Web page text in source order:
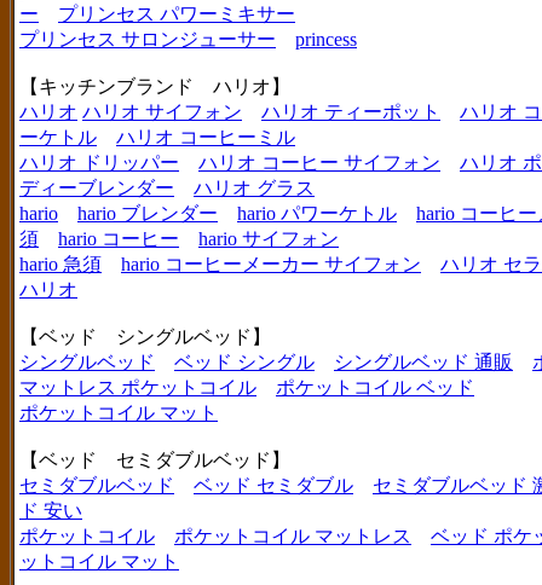
ー
プリンセス パワーミキサー
プリンセス サロンジューサー
princess
【キッチンブランド ハリオ】
ハリオ ハリオ サイフォン ハリオ ティーポット
ハリオ
ーケトル
ハリオ コーヒーミル
ハリオ ドリッパー
ハリオ コーヒー サイフォン
ハリオ
ディーブレンダー
ハリオ グラス
hario
hario ブレンダー hario パワーケトル
hario コーヒ
須
hario コーヒー
hario サイフォン
hario 急須
hario コーヒーメーカー サイフォン
ハリオ セ
ハリオ
【ベッド シングルベッド】
シングルベッド
ベッド シングル シングルベッド 通販
マットレス ポケットコイル
ポケットコイル ベッド
ポケットコイル マット
【ベッド セミダブルベッド】
セミダブルベッド
ベッド セミダブル
セミダブルベッド
ド 安い
ポケットコイル
ポケットコイル マットレス
ベッド ポケ
ットコイル マット